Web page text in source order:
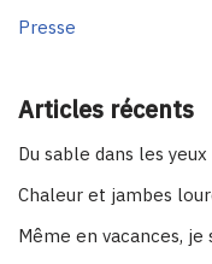
Presse
Articles récents
Du sable dans les
Chaleur et jambes
Même en vacances,